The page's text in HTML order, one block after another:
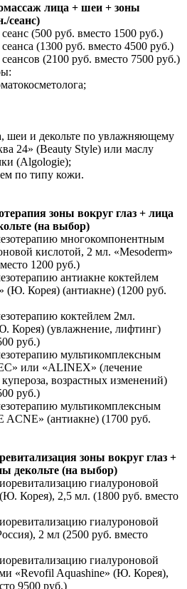
лица + шеи + зоны
сеанс)
(500 руб. вместо 1500 руб.)
(1300 руб. вместо 4500 руб.)
(2100 руб. вместо 7500 руб.)
шеи и декольте по увлажняющему
24» (Beauty Style) или маслу
(Algologie);
по типу кожи.
зоны вокруг глаз + лица
(на выбор)
многокомпонентным
кислотой, 2 мл. «Mesoderm»
1200 руб.)
антиакне коктейлем
(Ю. Корея) (антиакне) (1200 руб.
коктейлем 2мл.
Корея) (увлажнение, лифтинг)
руб.)
мультикомплексным
или «ALINEX» (лечение
возрастных изменений)
руб.)
мультикомплексным
ACNE» (антиакне) (1700 руб.
зоны вокруг глаз +
декольте (на выбор)
гиалуроновой
Корея), 2,5 мл. (1800 руб. вместо
гиалуроновой
2 мл (2500 руб. вместо
гиалуроновой
«Revofil Aquashine» (Ю. Корея),
9500 руб.)